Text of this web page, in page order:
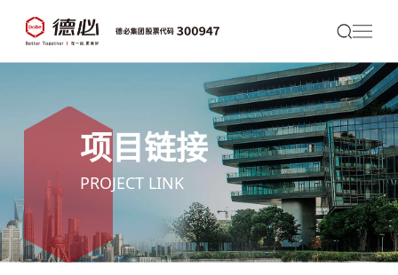
项目链接
PROJECT LINK